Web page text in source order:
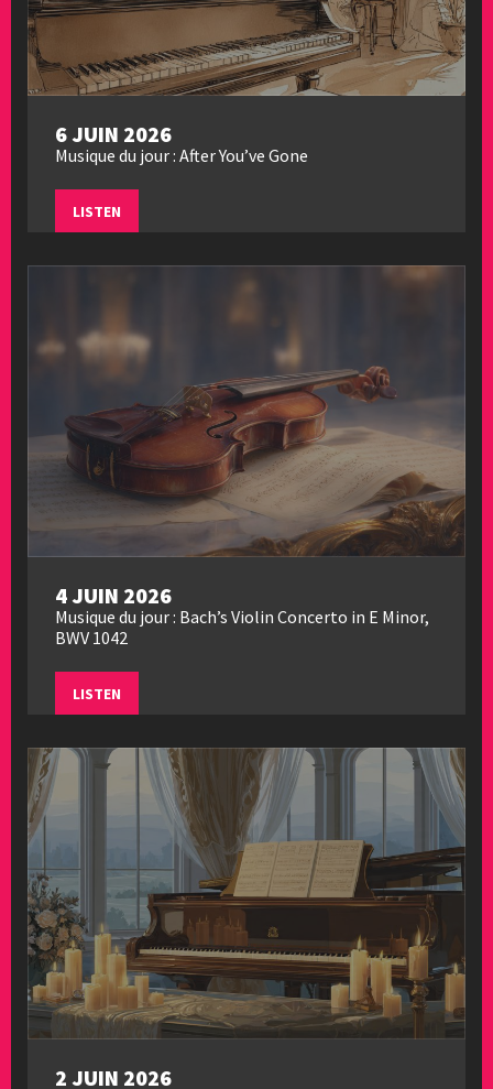
6 JUIN 2026
Musique du jour : After You’ve Gone
LISTEN
4 JUIN 2026
Musique du jour : Bach’s Violin Concerto in E Minor,
BWV 1042
LISTEN
2 JUIN 2026